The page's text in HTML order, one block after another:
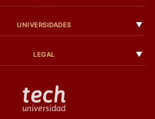
UNIVERSIDADES
LEGAL